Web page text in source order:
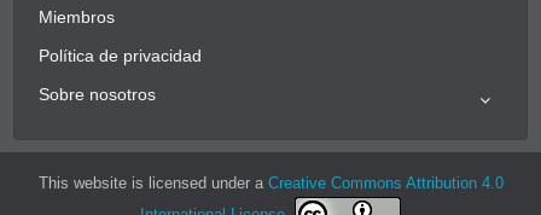
Miembros
Política de privacidad
Sobre nosotros
This website is licensed under a Creative Commons Attribution 4.0